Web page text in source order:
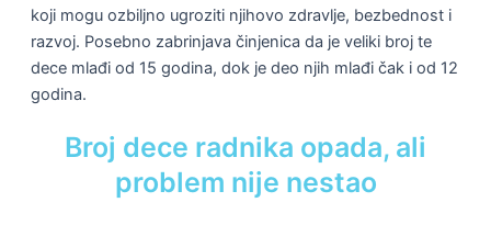
koji mogu ozbiljno ugroziti njihovo zdravlje, bezbednost i
razvoj. Posebno zabrinjava činjenica da je veliki broj te
dece mlađi od 15 godina, dok je deo njih mlađi čak i od 12
godina.
Broj dece radnika opada, ali
problem nije nestao